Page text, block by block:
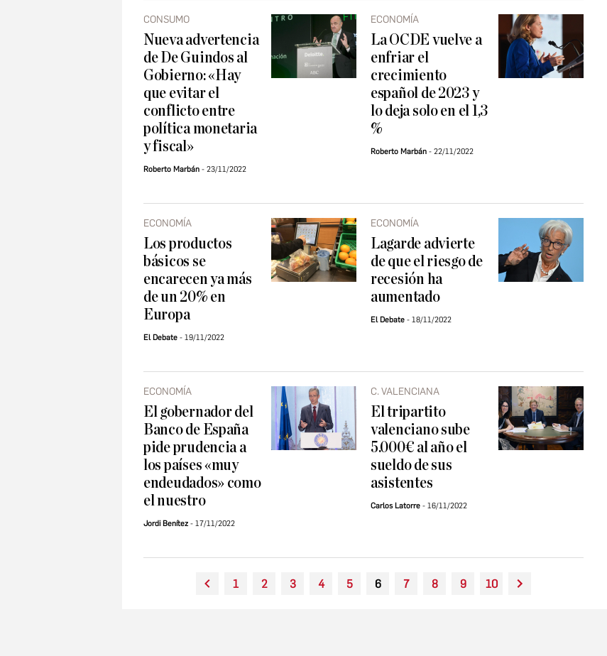
CONSUMO
Nueva advertencia
de De Guindos al
Gobierno: «Hay
que evitar el
conflicto entre
política monetaria
y fiscal»
Roberto Marbán 23/11/2022
ECONOMÍA
La OCDE vuelve a
enfriar el
crecimiento
español de 2023 y
lo deja solo en el 1,3
%
Roberto Marbán 22/11/2022
ECONOMÍA
Los productos
básicos se
encarecen ya más
de un 20% en
Europa
El Debate 19/11/2022
ECONOMÍA
Lagarde advierte
de que el riesgo de
recesión ha
aumentado
El Debate 18/11/2022
ECONOMÍA
El gobernador del
Banco de España
pide prudencia a
los países «muy
endeudados» como
el nuestro
Jordi Benítez 17/11/2022
C. VALENCIANA
El tripartito
valenciano sube
5.000€ al año el
sueldo de sus
asistentes
Carlos Latorre 16/11/2022
1 2 3 4 5 6 7 8 9 10